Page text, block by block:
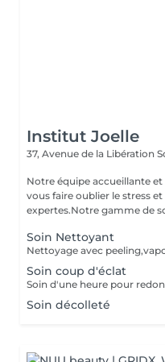
Institut Joelle
37, Avenue de la Libération
Notre équipe accueillante
vous faire oublier le stress
expertes.Notre gamme de
Soin Nettoyant
Soin coup d'éclat
Soin décolleté